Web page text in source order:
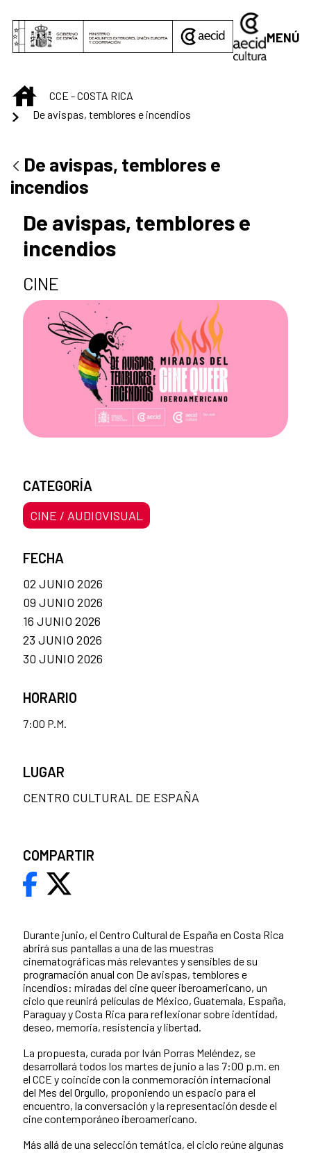
MENÚ
INICIO
CCE - COSTA RICA
De avispas, temblores e incendios
De avispas, temblores e
incendios
De avispas, temblores e
incendios
CINE
Durante junio, el Centro Cultural de España en Costa Rica
abrirá sus pantallas a una de las muestras
cinematográficas más relevantes y sensibles de su
programación anual con De avispas, temblores e
incendios: miradas del cine queer iberoamericano, un
ciclo que reunirá películas de México, Guatemala, España,
Paraguay y Costa Rica para reflexionar sobre identidad,
deseo, memoria, resistencia y libertad.
La propuesta, curada por Iván Porras Meléndez, se
desarrollará todos los martes de junio a las 7:00 p.m. en
el CCE y coincide con la conmemoración internacional
del Mes del Orgullo, proponiendo un espacio para el
encuentro, la conversación y la representación desde el
cine contemporáneo iberoamericano.
Más allá de una selección temática, el ciclo reúne algunas
CATEGORÍA
CINE / AUDIOVISUAL
FECHA
02 JUNIO 2026
09 JUNIO 2026
16 JUNIO 2026
23 JUNIO 2026
30 JUNIO 2026
HORARIO
7:00 P.M.
LUGAR
CENTRO CULTURAL DE ESPAÑA
COMPARTIR